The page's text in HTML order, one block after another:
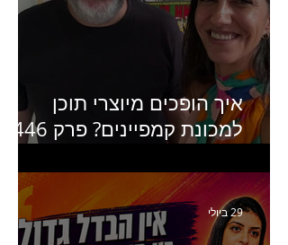
איך הופכים מיוצרי תוכן
למכונת קמפיינים? פרק 446
ומנהלת לשעבר של קהילת
היוצרים של טיקטוק
29 ביולי